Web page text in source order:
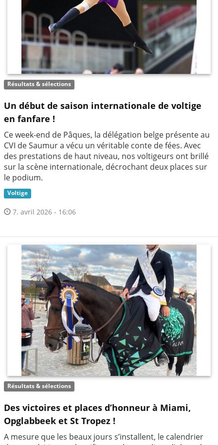
Résultats & sélections
Un début de saison internationale de voltige
en fanfare !
Ce week-end de Pâques, la délégation belge présente au
CVI de Saumur a vécu un véritable conte de fées. Avec
des prestations de haut niveau, nos voltigeurs ont brillé
sur la scène internationale, décrochant deux places sur
le podium.
Voltige
7. avril 2026 - 16:06
Résultats & sélections
Des victoires et places d’honneur à Miami,
Opglabbeek et St Tropez !
A mesure que les beaux jours s’installent, le calendrier